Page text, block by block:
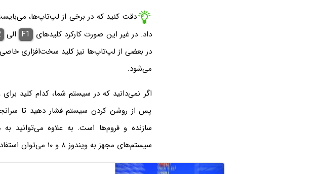
دقت کنید که در برخی از لپ‌تاپ‌ها،
داد. در غیر این صورت کارکرد کلیدهای
F1 الی
در بعضی از لپ‌تاپ‌ها نیز کلید سخت‌افزاری
می‌شود.
اگر نمی‌دانید که در سیستم شما، کدام کلید برای
پس از روشن کردن سیستم فشار دهید تا
سازنده و فروم‌ها است. به علاوه می‌توانید
سیستم‌های مجهز به ویندوز ۸ و ۱۰ می‌توان استفاده کرد را امتحان کنید که ساده‌تر است: